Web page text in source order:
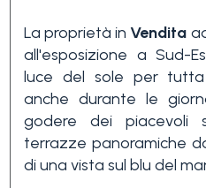
La proprietà in Vendita
all'esposizione a Sud-
luce del sole per
anche durante le
godere dei piacevoli
terrazze panoramiche
di una vista sul blu del
3+
Altre
opzioni
-
multiscelta